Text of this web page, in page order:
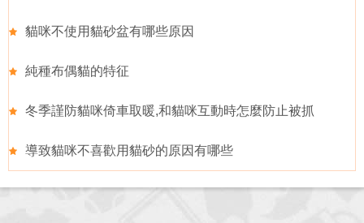
貓咪不使用貓砂盆有哪些原因
純種布偶貓的特征
冬季謹防貓咪倚車取暖,和貓咪互動時怎麼防止被抓
導致貓咪不喜歡用貓砂的原因有哪些